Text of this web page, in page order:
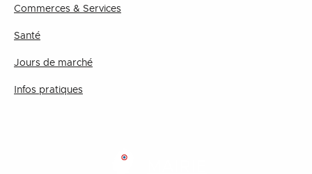
Commerces & Services
Santé
Jours de marché
Infos pratiques